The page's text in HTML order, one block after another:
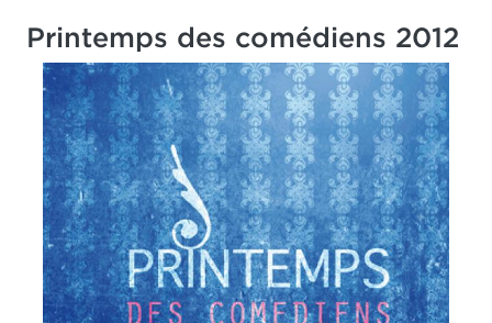
Printemps des comédiens 2012